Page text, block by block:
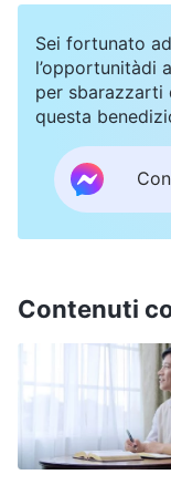
Ma poi, un
per lavoro,
Mi disse con
Sei fortunato
l’opportunitàdi
per sbarazzarti
questa
Contenuti